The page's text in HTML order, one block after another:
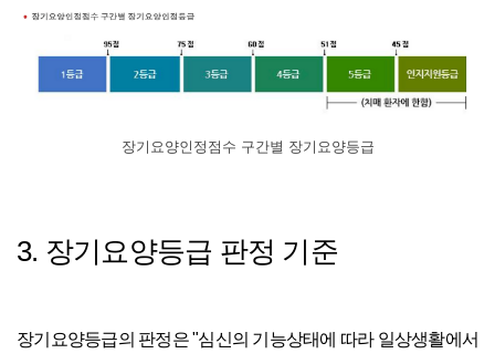
장기요양인정점수 구간별 장기요양등급
3. 장기요양등급 판정 기준
장기요양등급의 판정은 "심신의 기능상태에 따라 일상생활에서